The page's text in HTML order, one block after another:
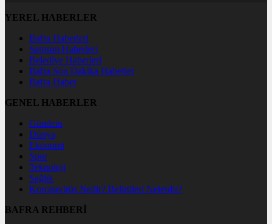
YEREL HABERLER
Bafra Haberleri
Samsun Haberleri
Belediye Haberleri
Bafra Son Dakika Haberler
Bafra Haber
GENEL HABERLER
Gündem
Dünya
Ekonomi
Spor
Teknoloji
Sağlık
Koronavirüs Nedir? Belirtileri Nelerdir?
BAFRA REHBERİ